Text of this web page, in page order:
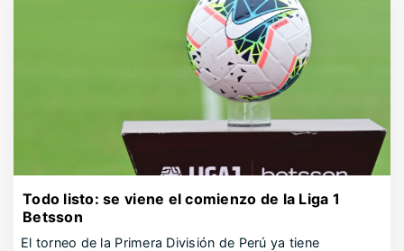
Todo listo: se viene el comienzo de la Liga 1
Betsson
El torneo de la Primera División de Perú ya tiene